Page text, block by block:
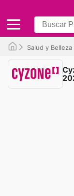
Salud y Belleza